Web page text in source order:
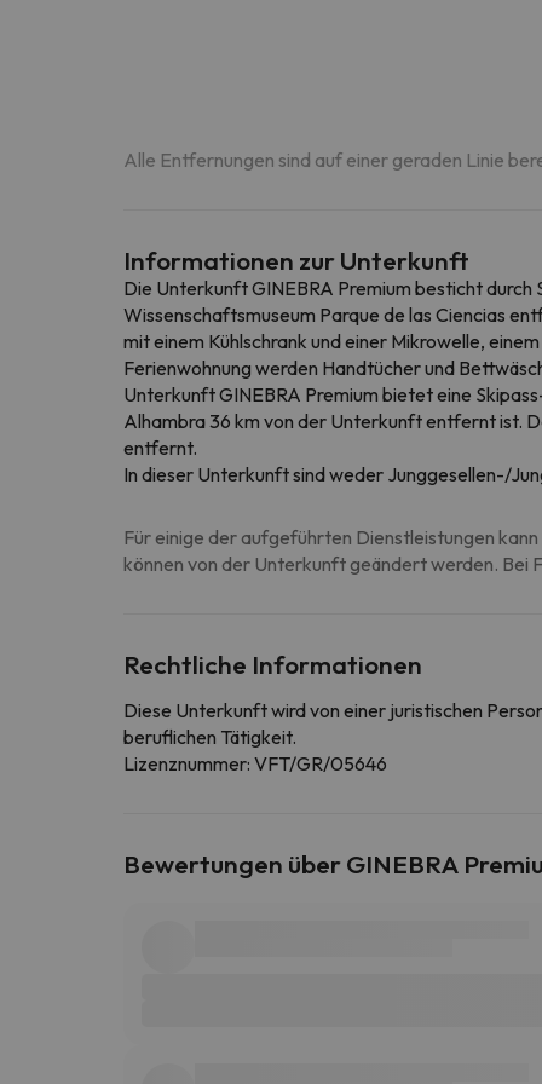
Alle Entfernungen sind auf einer geraden Linie
Informationen zur Unterkunft
Die Unterkunft GINEBRA Premium besticht
Wissenschaftsmuseum Parque de las Ciencias
mit einem Kühlschrank und einer Mikrowelle,
Ferienwohnung werden Handtücher und
Unterkunft GINEBRA Premium bietet eine
Alhambra 36 km von der Unterkunft entfernt ist.
entfernt.
In dieser Unterkunft sind weder Junggesellen-/
Für einige der aufgeführten Dienstleistungen
können von der Unterkunft geändert werden. Bei
Rechtliche Informationen
Diese Unterkunft wird von einer juristischen
beruflichen Tätigkeit.
Lizenznummer: VFT/GR/05646
Bewertungen über GINEBRA